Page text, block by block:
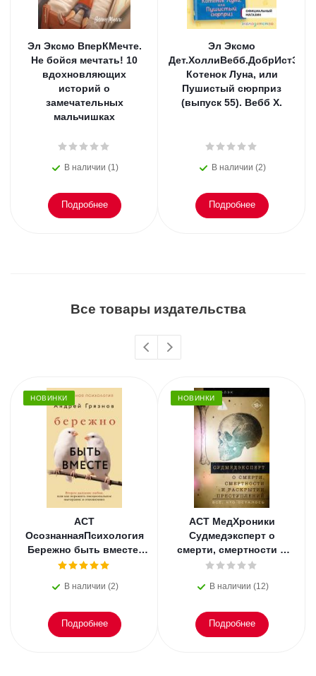
Эл Эксмо ВперКМечте.
Не бойся мечтать! 10
вдохновляющих
историй о
замечательных
мальчишках
В наличии (1)
Подробнее
Эл Эксмо
Котенок Луна, или
Пушистый сюрприз
(выпуск 55). Вебб Х.
В наличии (2)
Подробнее
Все товары издательства
НОВИНКИ
АСТ
ОсознаннаяПсихология
Бережно быть вместе.
Второе дыхание любви,
эмоциональное
В наличии (2)
Подробнее
НОВИНКИ
АСТ МедХроники
Судмедэксперт о
смерти, смертности и
раскрытии
осталось. Блэк
В наличии (12)
Подробнее